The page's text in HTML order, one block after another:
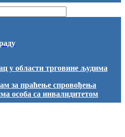
у области трговине људима
за праћење спровођења
особа са инвалидитетом